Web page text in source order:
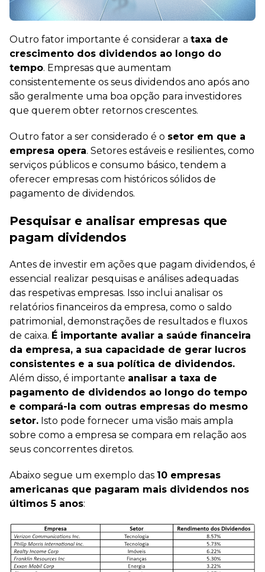
Outro fator importante é considerar a taxa de
crescimento dos dividendos ao longo do
tempo. Empresas que aumentam
consistentemente os seus dividendos ano após ano
são geralmente uma boa opção para investidores
que querem obter retornos crescentes.
Outro fator a ser considerado é o setor em que a
empresa opera. Setores estáveis e resilientes, como
serviços públicos e consumo básico, tendem a
oferecer empresas com históricos sólidos de
pagamento de dividendos.
Pesquisar e analisar empresas que
pagam dividendos
Antes de investir em ações que pagam dividendos, é
essencial realizar pesquisas e análises adequadas
das respetivas empresas. Isso inclui analisar os
relatórios financeiros da empresa, como o saldo
patrimonial, demonstrações de resultados e fluxos
de caixa. É importante avaliar a saúde financeira
da empresa, a sua capacidade de gerar lucros
consistentes e a sua política de dividendos.
Além disso, é importante analisar a taxa de
pagamento de dividendos ao longo do tempo
e compará-la com outras empresas do mesmo
setor. Isto pode fornecer uma visão mais ampla
sobre como a empresa se compara em relação aos
seus concorrentes diretos.
Abaixo segue um exemplo das 10 empresas
americanas que pagaram mais dividendos nos
últimos 5 anos: